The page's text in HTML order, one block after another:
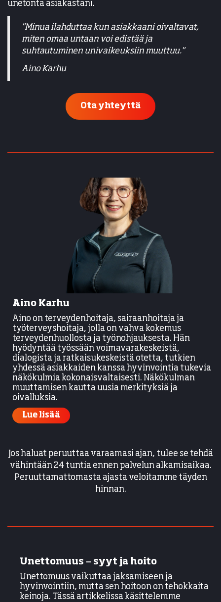
unetonta asiakastani.
"Minua ilahduttaa kun asiakkaani oivaltavat,
miten omaa untaan voi edistää ja
suhtautuminen univaikeuksiin muuttuu."
​​​​​​​Aino Karhu
Ota yhteyttä
Aino Karhu
Aino on terveydenhoitaja, sairaanhoitaja ja
työterveyshoitaja, jolla on vahva kokemus
terveydenhuollosta ja työnohjauksesta. Hän
hyödyntää työssään voimavarakeskeistä,
dialogista ja ratkaisukeskeistä otetta, tutkien
yhdessä asiakkaiden kanssa hyvinvointia tukevia
näkökulmia kokonaisvaltaisesti. Näkökulman
muuttamisen kautta uusia merkityksiä ja
oivalluksia.
Lue lisää
Jos haluat peruuttaa varaamasi ajan, tulee se tehdä
vähintään 24 tuntia ennen palvelun alkamisaikaa.
Peruuttamattomasta ajasta veloitamme täyden
hinnan.
Unettomuus – syyt ja hoito
Unettomuus vaikuttaa jaksamiseen ja
hyvinvointiin, mutta sen hoitoon on tehokkaita
keinoja. Tässä artikkelissa käsittelemme